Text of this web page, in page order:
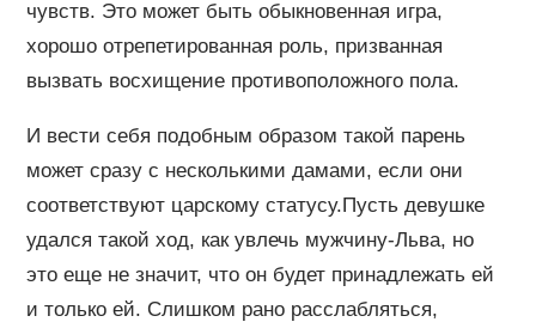
чувств. Это может быть обыкновенная игра,
хорошо отрепетированная роль, призванная
вызвать восхищение противоположного пола.
И вести себя подобным образом такой парень
может сразу с несколькими дамами, если они
соответствуют царскому статусу.Пусть девушке
удался такой ход, как увлечь мужчину-Льва, но
это еще не значит, что он будет принадлежать ей
и только ей. Слишком рано расслабляться,